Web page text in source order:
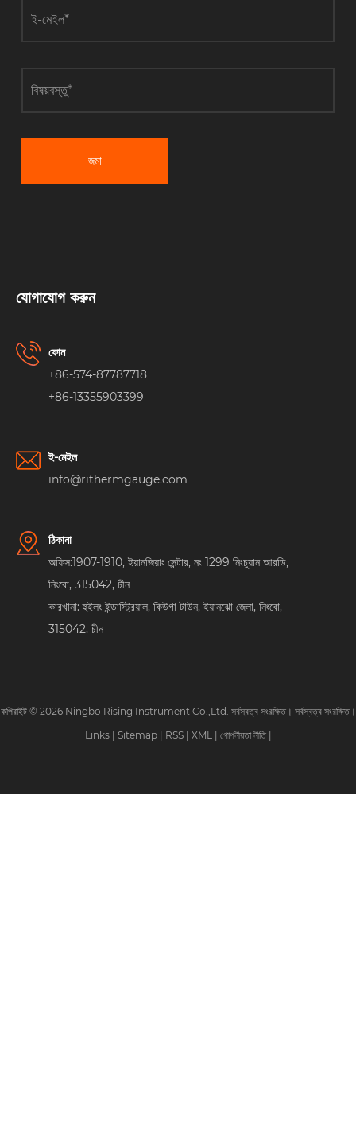
জমা
যোগাযোগ করুন
ফোন
+86-574-87787718
+86-13355903399
ই-মেইল
info@rithermgauge.com
ঠিকানা
অফিস:1907-1910, ইয়ানজিয়াং সেন্টার, নং 1299 নিংচুয়ান আরডি,
নিংবো, 315042, চীন
কারখানা: হুইলং ইন্ডাস্ট্রিয়াল, কিউগা টাউন, ইয়ানঝো জেলা, নিংবো,
315042, চীন
কপিরাইট © 2026 Ningbo Rising Instrument Co.,Ltd. সর্বস্বত্ব সংরক্ষিত। সর্বস্বত্ব সংরক্ষিত।
Links
Sitemap RSS XML গোপনীয়তা নীতি